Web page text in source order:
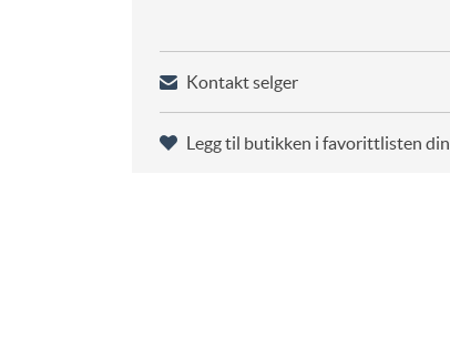
Kontakt selger
Legg til butikken i favorittlisten din